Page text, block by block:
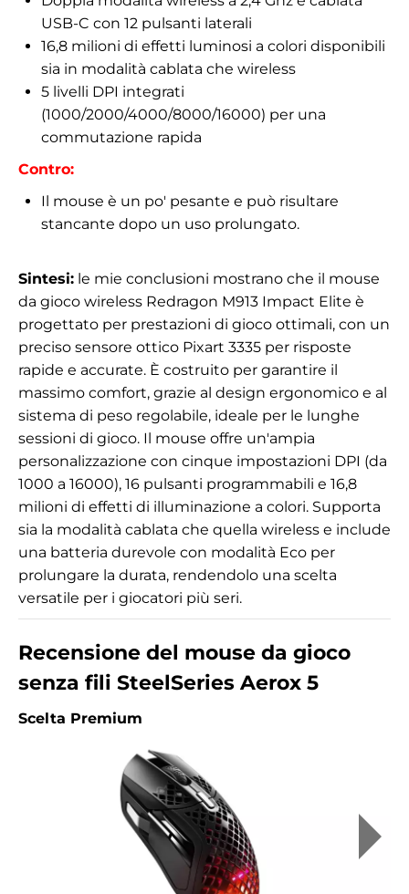
USB-C con 12 pulsanti laterali
16,8 milioni di effetti luminosi a colori disponibili
sia in modalità cablata che wireless
5 livelli DPI integrati
(1000/2000/4000/8000/16000) per una
commutazione rapida
Contro:
Il mouse è un po' pesante e può risultare
stancante dopo un uso prolungato.
Sintesi: le mie conclusioni mostrano che il mouse
da gioco wireless Redragon M913 Impact Elite è
progettato per prestazioni di gioco ottimali, con un
preciso sensore ottico Pixart 3335 per risposte
rapide e accurate. È costruito per garantire il
massimo comfort, grazie al design ergonomico e al
sistema di peso regolabile, ideale per le lunghe
sessioni di gioco. Il mouse offre un'ampia
personalizzazione con cinque impostazioni DPI (da
1000 a 16000), 16 pulsanti programmabili e 16,8
milioni di effetti di illuminazione a colori. Supporta
sia la modalità cablata che quella wireless e include
una batteria durevole con modalità Eco per
prolungare la durata, rendendolo una scelta
versatile per i giocatori più seri.
Recensione del mouse da gioco
senza fili SteelSeries Aerox 5
Scelta Premium